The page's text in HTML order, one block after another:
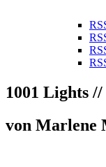
1001 Lights
von Marlene